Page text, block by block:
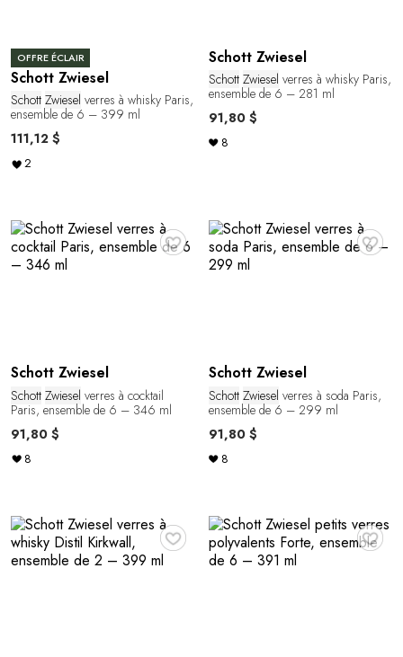
OFFRE ÉCLAIR
Schott Zwiesel
Schott Zwiesel verres à whisky Paris,
ensemble de 6 – 399 ml
111,12 $
2
Schott Zwiesel
Schott Zwiesel verres à whisky Paris,
ensemble de 6 – 281 ml
91,80 $
8
♥
Schott Zwiesel
Schott Zwiesel verres à cocktail
Paris, ensemble de 6 – 346 ml
91,80 $
8
♥
Schott Zwiesel
Schott Zwiesel verres à soda Paris,
ensemble de 6 – 299 ml
91,80 $
8
♥ ♥